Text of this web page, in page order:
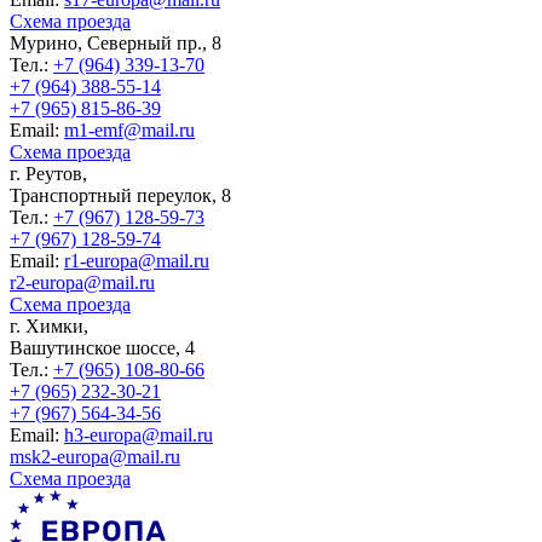
Схема проезда
Мурино, Северный пр., 8
Тел.: +7 (964) 339-13-70
+7 (964) 388-55-14
+7 (965) 815-86-39
Еmail: m1-emf@mail.ru
Схема проезда
г. Реутов,
Транспортный переулок, 8
Тел.: +7 (967) 128-59-73
+7 (967) 128-59-74
Еmail: r1-europa@mail.ru
r2-europa@mail.ru
Схема проезда
г. Химки,
Вашутинское шоссе, 4
Тел.: +7 (965) 108-80-66
+7 (965) 232-30-21
+7 (967) 564-34-56
Еmail: h3-europa@mail.ru
msk2-europa@mail.ru
Схема проезда